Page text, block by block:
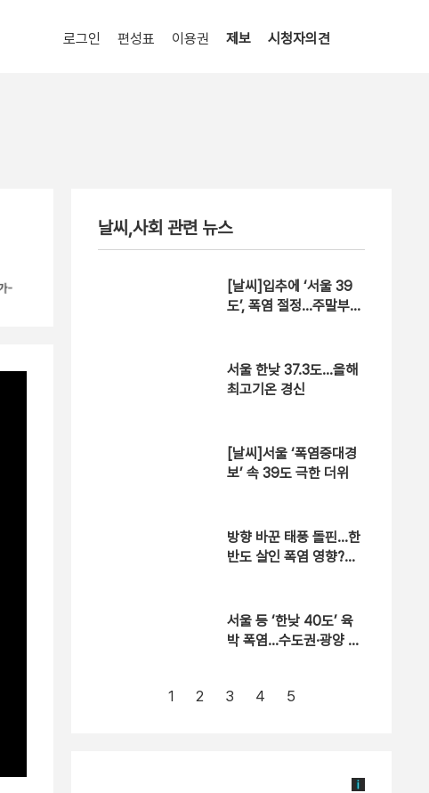
로그인 편성표 이용권 제보 시청자의견
날씨,사회 관련 뉴스
[날씨]입추에 ‘서울 39
도’, 폭염 절정…주말부터
서울 한낮 37.3도…올해
최고기온 경신
[날씨]서울 ‘폭염중대경
보’ 속 39도 극한 더위
방향 바꾼 태풍 돌핀…한
반도 살인 폭염 영향?
서울 등 ‘한낮 40도’ 육
박 폭염…수도권·광양 폭
1 2 3 4 5